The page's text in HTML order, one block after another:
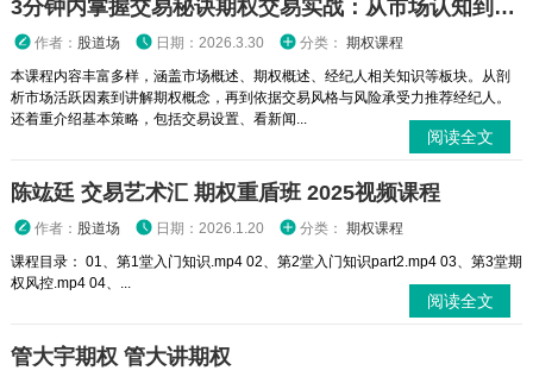
3分钟内掌握交易秘诀期权交易实战：从市场认知到策略执行全攻略
作者： 股道场 日期：2026.3.30 分类： 期权课程
本课程内容丰富多样，涵盖市场概述、期权概述、经纪人相关知识等板块。从剖
析市场活跃因素到讲解期权概念，再到依据交易风格与风险承受力推荐经纪人。
还着重介绍基本策略，包括交易设置、看新闻...
阅读全文
陈竑廷 交易艺术汇 期权重盾班 2025视频课程
作者： 股道场 日期：2026.1.20 分类： 期权课程
课程目录： 01、第1堂入门知识.mp4 02、第2堂入门知识part2.mp4 03、第3堂期
权风控.mp4 04、...
阅读全文
管大宇期权 管大讲期权